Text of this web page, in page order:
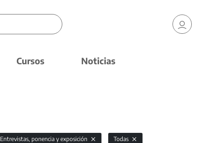
Cursos Noticias
Entrevistas, ponencia y exposición
Todas